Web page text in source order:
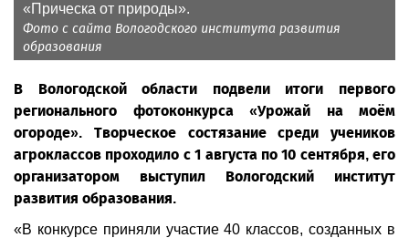
«Прическа от природы».
Фото с сайта Вологодского института развития
образования
В Вологодской области подвели итоги первого
регионального фотоконкурса «Урожай на моём
огороде». Творческое состязание среди учеников
агроклассов проходило с 1 августа по 10 сентября, его
организатором выступил Вологодский институт
развития образования.
«В конкурсе приняли участие 40 классов, созданных в